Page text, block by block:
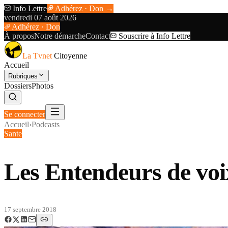
Info Lettre
Adhérez · Don →
vendredi 07 août 2026
Adhérez · Don
À proposNotre démarcheContact Souscrire à Info Lettre
La Tvnet Citoyenne
Accueil
Rubriques
DossiersPhotos
Se connecter
Accueil›Podcasts
Sante
Les Entendeurs de
17 septembre 2018